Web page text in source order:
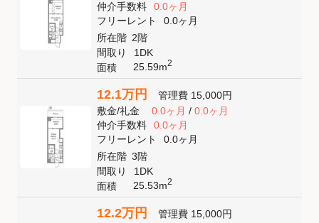
仲介手数料
0.0ヶ月
フリーレント
0.0ヶ月
所在階 2階
間取り
1DK
面積
25.59m2
12.1万円 管理費 15,000円
敷金/礼金 0.0ヶ月/ 0.0ヶ月
仲介手数料
0.0ヶ月
フリーレント
0.0ヶ月
所在階 3階
間取り
1DK
面積
25.53m2
12.2万円 管理費 15,000円